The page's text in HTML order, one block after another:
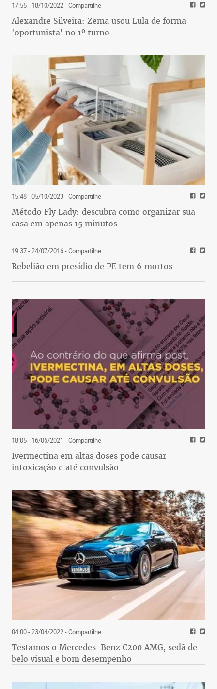
17:55 - 18/10/2022- Compartilhe
Alexandre Silveira: Zema usou Lula de forma
'oportunista' no 1º turno
15:48 - 05/10/2023- Compartilhe
Método Fly Lady: descubra como organizar sua
casa em apenas 15 minutos
19:37 - 24/07/2016- Compartilhe
Rebelião em presídio de PE tem 6 mortos
18:05 - 16/06/2021 - Compartilhe
Ivermectina em altas doses pode causar
intoxicação e até convulsão
04:00 - 23/04/2022- Compartilhe
Testamos o Mercedes-Benz C200 AMG, sedã de
belo visual e bom desempenho